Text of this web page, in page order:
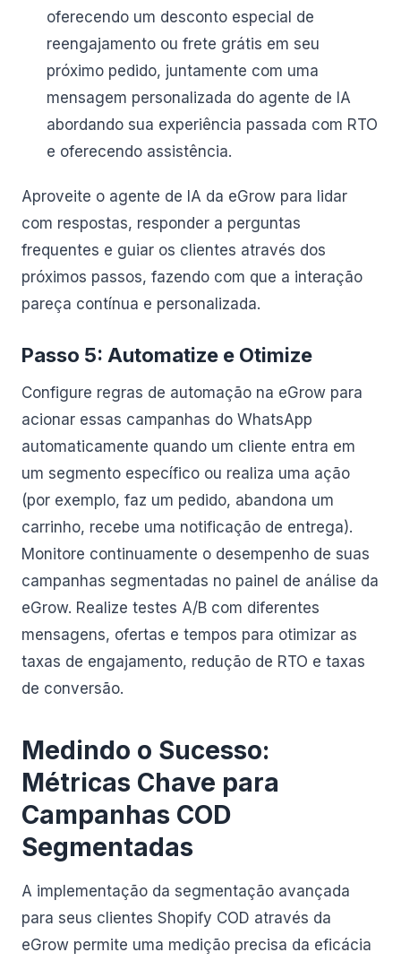
oferecendo um desconto especial de
reengajamento ou frete grátis em seu
próximo pedido, juntamente com uma
mensagem personalizada do agente de IA
abordando sua experiência passada com RTO
e oferecendo assistência.
Aproveite o agente de IA da eGrow para lidar
com respostas, responder a perguntas
frequentes e guiar os clientes através dos
próximos passos, fazendo com que a interação
pareça contínua e personalizada.
Passo 5: Automatize e Otimize
Configure regras de automação na eGrow para
acionar essas campanhas do WhatsApp
automaticamente quando um cliente entra em
um segmento específico ou realiza uma ação
(por exemplo, faz um pedido, abandona um
carrinho, recebe uma notificação de entrega).
Monitore continuamente o desempenho de suas
campanhas segmentadas no painel de análise da
eGrow. Realize testes A/B com diferentes
mensagens, ofertas e tempos para otimizar as
taxas de engajamento, redução de RTO e taxas
de conversão.
Medindo o Sucesso:
Métricas Chave para
Campanhas COD
Segmentadas
A implementação da segmentação avançada
para seus clientes Shopify COD através da
eGrow permite uma medição precisa da eficácia